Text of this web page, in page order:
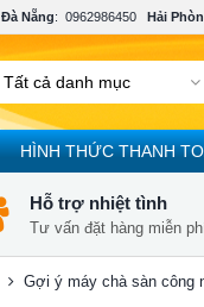
Đà Nẵng: 0962986450 Hải
HÌNH THỨC THANH
Hỗ trợ nhiệt tình
Tư vấn đặt hàng miễn
Gợi ý máy chà sàn công